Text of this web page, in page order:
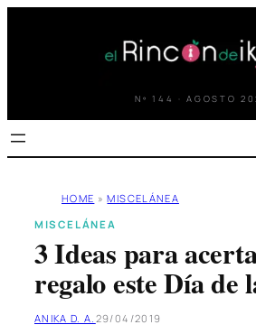
Nº 144 · AGOSTO
HOME » MISCELÁNEA
MISCELÁNEA
3 Ideas para
regalo este Día de
ANIKA D. A. 29/04/2019